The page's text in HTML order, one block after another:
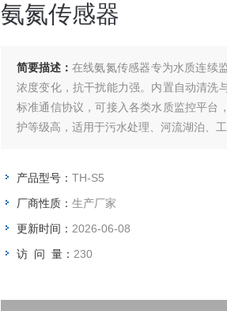
氨氮传感器
简要描述： 在线氨氮传感器专为水质连续
浓度变化，抗干扰能力强。内置自动清洗
标准通信协议，可接入各类水质监控平台
护等级高，适用于污水处理、河流湖泊、
产品型号： TH-S5
厂商性质： 生产厂家
更新时间： 2026-06-08
访 问 量： 230